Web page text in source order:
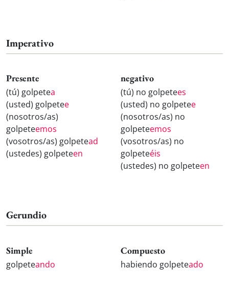
Imperativo
Presente
(tú) golpetea
(usted) golpetee
(nosotros/as)
golpeteemos
(vosotros/as) golpetead
(ustedes) golpeteen
negativo
(tú) no golpetees
(usted) no golpetee
(nosotros/as) no
golpeteemos
(vosotros/as) no
golpeteéis
(ustedes) no golpeteen
Gerundio
Simple
golpeteando
Compuesto
habiendo golpeteado